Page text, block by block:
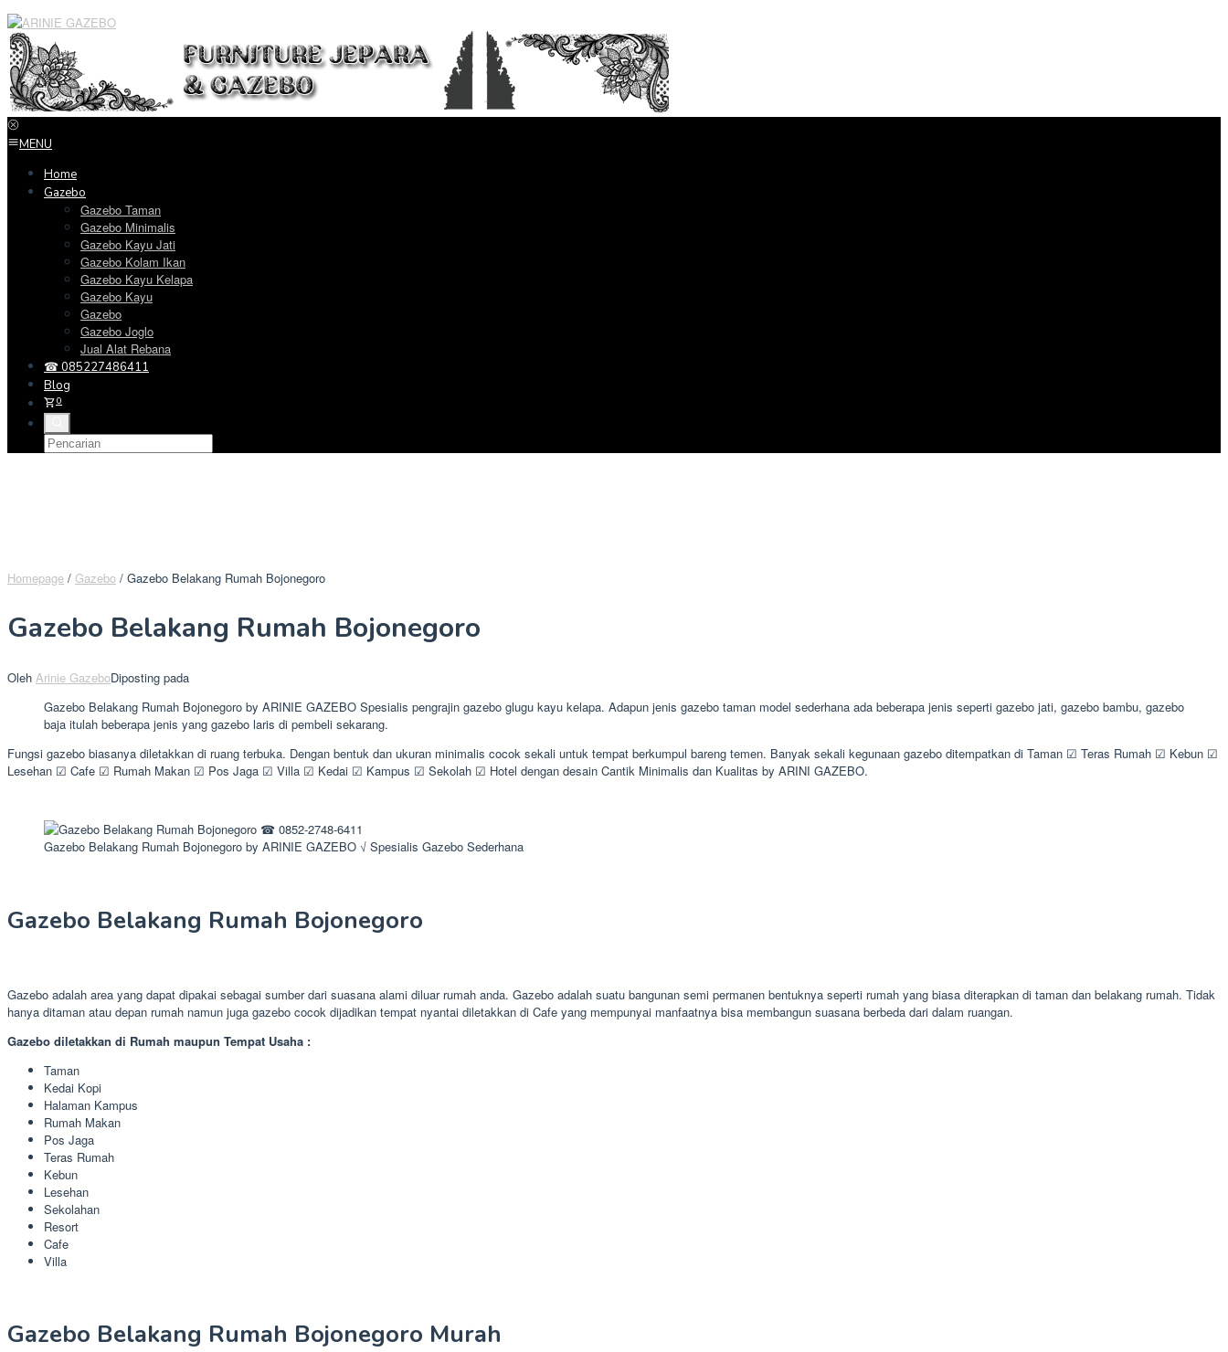
Loncat
ke
konten
MENU
Home
Gazebo
Gazebo Taman
Gazebo Minimalis
Gazebo Kayu Jati
Gazebo Kolam Ikan
Gazebo Kayu Kelapa
Gazebo Kayu
Gazebo
Gazebo Joglo
Jual Alat Rebana
☎ 085227486411
Blog
0
Homepage / Gazebo / Gazebo Belakang Rumah Bojonegoro
Gazebo Belakang Rumah Bojonegoro
Oleh Arinie GazeboDiposting pada
Gazebo Belakang Rumah Bojonegoro by ARINIE GAZEBO Spesialis pengrajin gazebo glugu kayu kelapa. Adapun jenis gazebo taman model sederhana ada beberapa jenis seperti gazebo jati, gazebo bambu, gazebo
baja itulah beberapa jenis yang gazebo laris di pembeli sekarang.
Fungsi gazebo biasanya diletakkan di ruang terbuka. Dengan bentuk dan ukuran minimalis cocok sekali untuk tempat berkumpul bareng temen. Banyak sekali kegunaan gazebo ditempatkan di Taman ☑ Teras Rumah ☑ Kebun ☑
Lesehan ☑ Cafe ☑ Rumah Makan ☑ Pos Jaga ☑ Villa ☑ Kedai ☑ Kampus ☑ Sekolah ☑ Hotel dengan desain Cantik Minimalis dan Kualitas by ARINI GAZEBO.
Gazebo Belakang Rumah Bojonegoro by ARINIE GAZEBO √ Spesialis Gazebo Sederhana
Gazebo Belakang Rumah Bojonegoro
Gazebo adalah area yang dapat dipakai sebagai sumber dari suasana alami diluar rumah anda. Gazebo adalah suatu bangunan semi permanen bentuknya seperti rumah yang biasa diterapkan di taman dan belakang rumah. Tidak
hanya ditaman atau depan rumah namun juga gazebo cocok dijadikan tempat nyantai diletakkan di Cafe yang mempunyai manfaatnya bisa membangun suasana berbeda dari dalam ruangan.
Gazebo diletakkan di Rumah maupun Tempat Usaha :
Taman
Kedai Kopi
Halaman Kampus
Rumah Makan
Pos Jaga
Teras Rumah
Kebun
Lesehan
Sekolahan
Resort
Cafe
Villa
Gazebo Belakang Rumah Bojonegoro Murah